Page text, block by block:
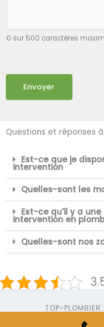
0 sur 500 caractères
Envoyer
Questions et réponses
Est-ce que je
intervention
Quelles-sont les
Est-ce qu'il y a
intervention en
Quelles-sont nos
TOP-